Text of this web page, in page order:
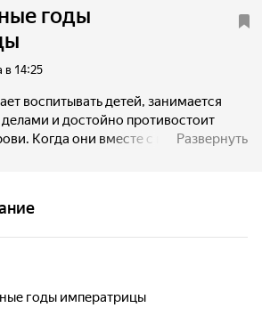
годы
в 14:25
воспитывать детей, занимается
и достойно противостоит
Когда они вместе с графом
об их романе. Дипломатическая
но тяжелая болезнь
злые домыслы свекрови и посетить
Австро-Венгрии. Несмотря на
владычеством, итальянские
Развернуть
годы императрицы